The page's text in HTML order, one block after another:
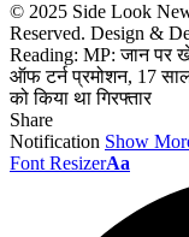
© 2025 Side Look
Reserved. Design &
Reading: MP: जान पर
ऑफ टर्न प्रमोशन, 17
को किया था गिरफ्तार
Share
Notification Show
Font ResizerAa